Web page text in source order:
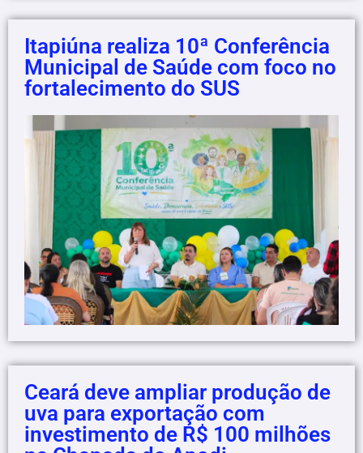
Itapiúna realiza 10ª Conferência
Municipal de Saúde com foco no
fortalecimento do SUS
Ceará deve ampliar produção de
uva para exportação com
investimento de R$ 100 milhões